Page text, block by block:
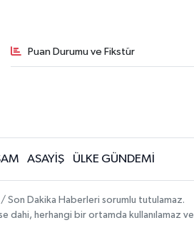
Puan Durumu ve Fikstür
ASAYİŞ ÜLKE GÜNDEMİ
Son Dakika Haberleri sorumlu tutulamaz.
dahi, herhangi bir ortamda kullanılamaz ve